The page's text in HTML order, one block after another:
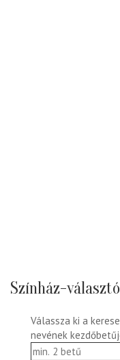
Színház-választó
Válassza ki a
nevének